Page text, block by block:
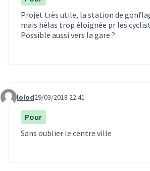
Projet très utile, la station de
mais hélas trop éloignée pr les
Possible aussi vers la gare ?
Commentaire 394
lolod29/03/2018 22:41
Pour
Sans oublier le centre ville